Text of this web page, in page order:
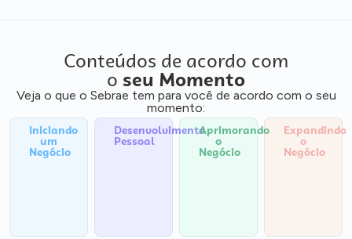
Conteúdos de acordo com
o seu Momento
Veja o que o Sebrae tem para você de acordo com o seu
momento:
Iniciando
um
Negócio
Desenvolvimento
Pessoal
Aprimorando
o
Negócio
Expandindo
o
Negócio